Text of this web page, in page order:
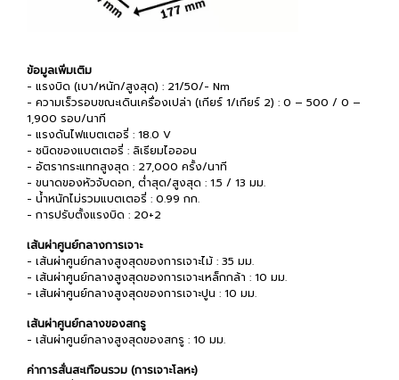
ข้อมูลเพิ่มเติม
- แรงบิด (เบา/หนัก/สูงสุด) : 21/50/- Nm
- ความเร็วรอบขณะเดินเครื่องเปล่า (เกียร์ 1/เกียร์ 2) : 0 – 500 / 0 –
1,900 รอบ/นาที
- แรงดันไฟแบตเตอรี่ : 18.0 V
- ชนิดของแบตเตอรี่ : ลิเธียมไอออน
- อัตรากระแทกสูงสุด : 27,000 ครั้ง/นาที
- ขนาดของหัวจับดอก, ต่ำสุด/สูงสุด : 1.5 / 13 มม.
- น้ำหนักไม่รวมแบตเตอรี่ : 0.99 กก.
- การปรับตั้งแรงบิด : 20+2
เส้นผ่าศูนย์กลางการเจาะ
- เส้นผ่าศูนย์กลางสูงสุดของการเจาะไม้ : 35 มม.
- เส้นผ่าศูนย์กลางสูงสุดของการเจาะเหล็กกล้า : 10 มม.
- เส้นผ่าศูนย์กลางสูงสุดของการเจาะปูน : 10 มม.
เส้นผ่าศูนย์กลางของสกรู
- เส้นผ่าศูนย์กลางสูงสุดของสกรู : 10 มม.
ค่าการสั่นสะเทือนรวม (การเจาะโลหะ)